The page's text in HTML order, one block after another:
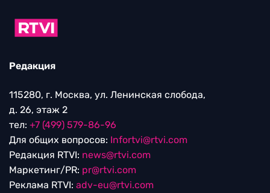
Редакция
115280, г. Москва, ул. Ленинская слобода,
д. 26, этаж 2
тел: +7 (499) 579-86-96
Для общих вопросов: Infortvi@rtvi.com
Редакция RTVI: news@rtvi.com
Маркетинг/PR: pr@rtvi.com
Реклама RTVI: adv-eu@rtvi.com